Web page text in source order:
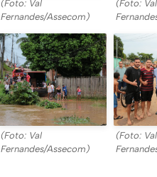
(Foto: Val
Fernandes/Assecom)
(Foto: Val
(Foto: Val
Fernandes/Assecom)
(Foto: Val